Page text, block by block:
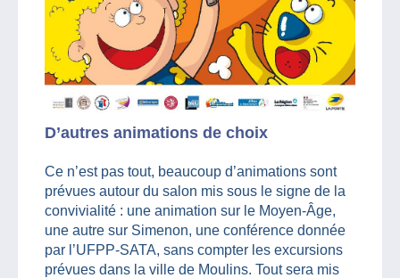
D’autres animations de choix
Ce n’est pas tout, beaucoup d’animations sont
prévues autour du salon mis sous le signe de la
convivialité : une animation sur le Moyen-Âge,
une autre sur Simenon, une conférence donnée
par l’UFPP-SATA, sans compter les excursions
prévues dans la ville de Moulins. Tout sera mis